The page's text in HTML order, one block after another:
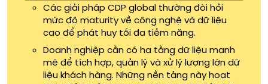
Các giải pháp CDP global thường đòi hỏi
mức độ maturity về công nghệ và dữ liệu
cao để phát huy tối đa tiềm năng.
Doanh nghiệp cần có hạ tầng dữ liệu mạnh
mẽ để tích hợp, quản lý và xử lý lượng lớn dữ
liệu khách hàng. Những nền tảng này hoạt